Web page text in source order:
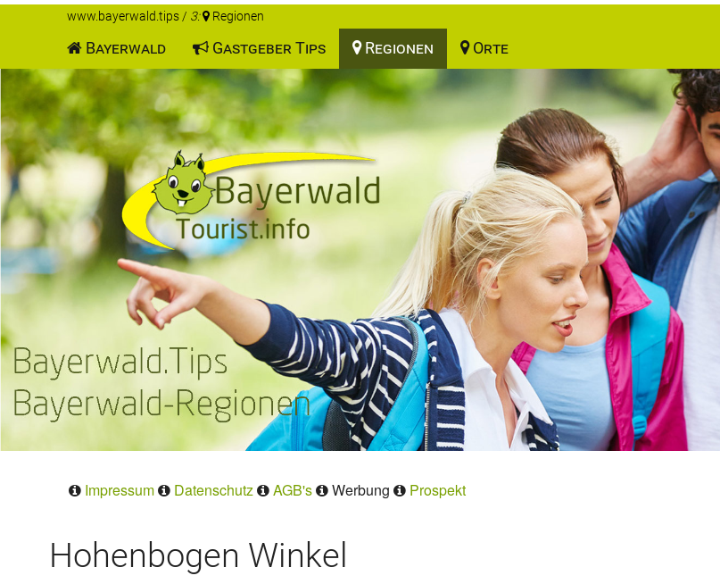
www.bayerwald.tips/ 3: Regionen
Bayerwald Gastgeber Tips Regionen Orte
Impressum Datenschutz AGB's Werbung Prospekt
Hohenbogen Winkel